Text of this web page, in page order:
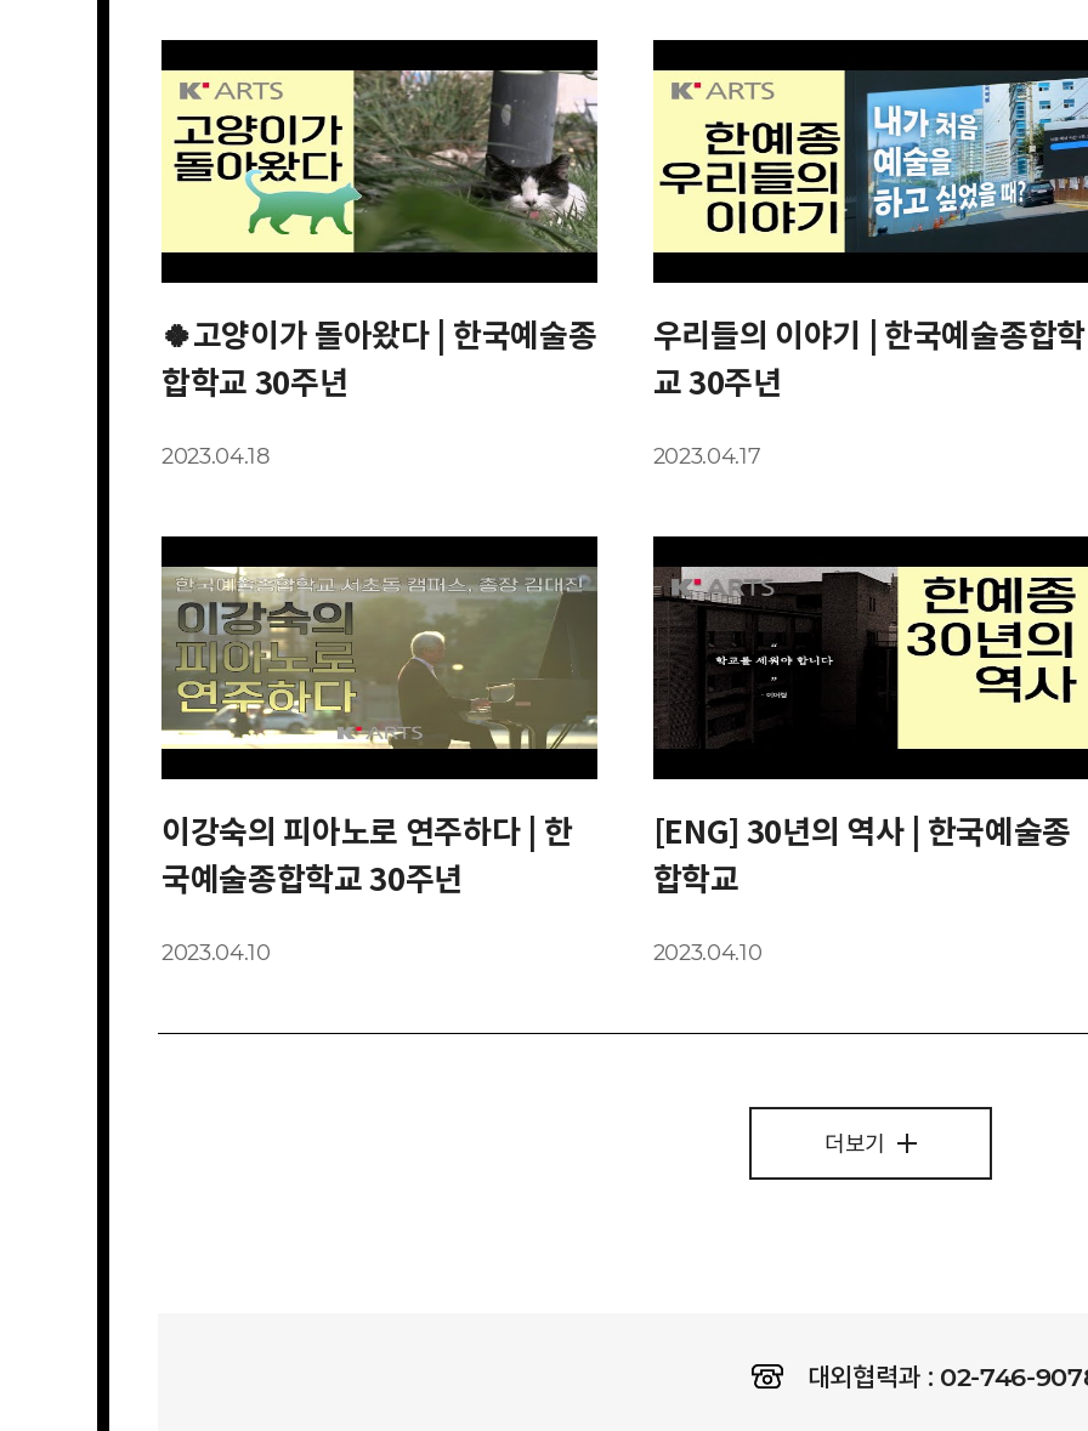
🍀고양이가 돌아왔다 | 한국예술종
합학교 30주년
2023.04.18
우리들의 이야기 | 한국예술종합학
교 30주년
2023.04.17
이강숙의 피아노로 연주하다 | 한
국예술종합학교 30주년
2023.04.10
[ENG] 30년의 역사 | 한국예술종
합학교
2023.04.10
더보기
대외협력과 : 02-746-